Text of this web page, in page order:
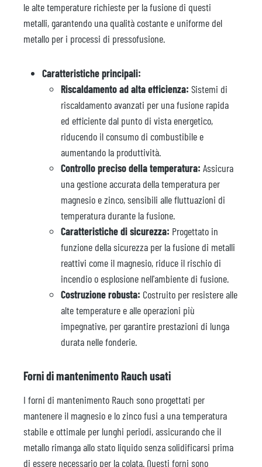
le alte temperature richieste per la fusione di questi
metalli, garantendo una qualità costante e uniforme del
metallo per i processi di pressofusione.
Caratteristiche principali:
Riscaldamento ad alta efficienza: Sistemi di
riscaldamento avanzati per una fusione rapida
ed efficiente dal punto di vista energetico,
riducendo il consumo di combustibile e
aumentando la produttività.
Controllo preciso della temperatura: Assicura
una gestione accurata della temperatura per
magnesio e zinco, sensibili alle fluttuazioni di
temperatura durante la fusione.
Caratteristiche di sicurezza: Progettato in
funzione della sicurezza per la fusione di metalli
reattivi come il magnesio, riduce il rischio di
incendio o esplosione nell'ambiente di fusione.
Costruzione robusta: Costruito per resistere alle
alte temperature e alle operazioni più
impegnative, per garantire prestazioni di lunga
durata nelle fonderie.
Forni di mantenimento Rauch usati
I forni di mantenimento Rauch sono progettati per
mantenere il magnesio e lo zinco fusi a una temperatura
stabile e ottimale per lunghi periodi, assicurando che il
metallo rimanga allo stato liquido senza solidificarsi prima
di essere necessario per la colata. Questi forni sono